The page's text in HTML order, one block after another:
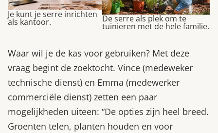
Je kunt je serre inrichten
als kantoor. De serre als plek om te
tuinieren met de hele familie.
Waar wil je de kas voor gebruiken? Met deze
vraag begint de zoektocht. Vince (medeweker
technische dienst) en Emma (medewerker
commerciële dienst) zetten een paar
mogelijkheden uiteen: “De opties zijn heel breed.
Groenten telen, planten houden en voor